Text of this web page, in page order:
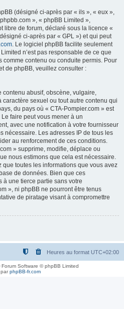
(désigné ci-après par « ils », « eux »,
», « phpBB Limited »,
libre de forum, déclaré sous la licence «
ci-après par « GPL ») et qui peut
. Le logiciel phpBB facilite seulement
n’est pas responsable de ce que
comme contenu ou conduite permis. Pour
de phpBB, veuillez consulter :
contenu abusif, obscène, vulgaire,
sexuel ou tout autre contenu qui
du pays où « CTA-Pompier.com » est
faire peut vous mener à un
avec une notification à votre fournisseur
nécessaire. Les adresses IP de tous les
au renforcement de ces conditions.
» supprime, modifie, déplace ou
nous estimons que cela est nécessaire.
que toutes les informations que vous avez
de données. Bien que ces
à une tierce partie sans votre
», ni phpBB ne pourront être tenus
de piratage visant à compromettre
Heures au format UTC+02:00
Forum Software © phpBB Limited
parphpBB-fr.com